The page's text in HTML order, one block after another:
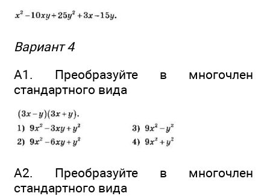
Вариант 4
А1. Преобразуйте в многочлен
стандартного вида
А2. Преобразуйте в многочлен
стандартного вида